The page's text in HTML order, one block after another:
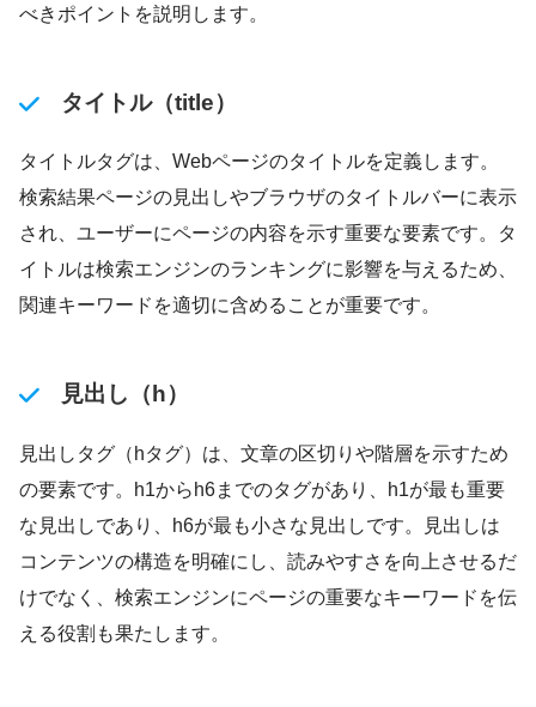
べきポイントを説明します。
タイトル（title）
タイトルタグは、Webページのタイトルを定義します。
検索結果ページの見出しやブラウザのタイトルバーに表示
され、ユーザーにページの内容を示す重要な要素です。タ
イトルは検索エンジンのランキングに影響を与えるため、
関連キーワードを適切に含めることが重要です。
見出し（h）
見出しタグ（hタグ）は、文章の区切りや階層を示すため
の要素です。h1からh6までのタグがあり、h1が最も重要
な見出しであり、h6が最も小さな見出しです。見出しは
コンテンツの構造を明確にし、読みやすさを向上させるだ
けでなく、検索エンジンにページの重要なキーワードを伝
える役割も果たします。